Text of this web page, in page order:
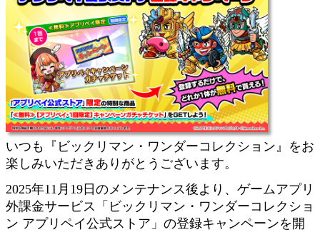
いつも『ビックリマン・ワンダーコレクション』をお
楽しみいただきありがとうございます。
2025年11月19日のメンテナンス後より、ゲームアプリ
外課金サービス「ビックリマン・ワンダーコレクショ
ン アプリペイ公式ストア」の登録キャンペーンを開